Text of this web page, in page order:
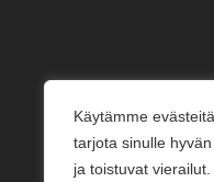
Käytämme
tarjota sinulle
ja toistuvat